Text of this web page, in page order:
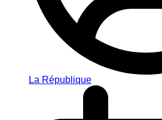
La République